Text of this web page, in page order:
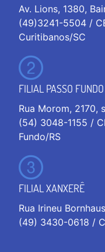
Av. Lions, 1380,
(49)3241-5504 /
Curitibanos/SC
FILIAL PASSO FUNDO
Rua Morom, 2170,
(54) 3048-1155 /
Fundo/RS
FILIAL XANXERÊ
Rua Irineu
(49) 3430-0618 /